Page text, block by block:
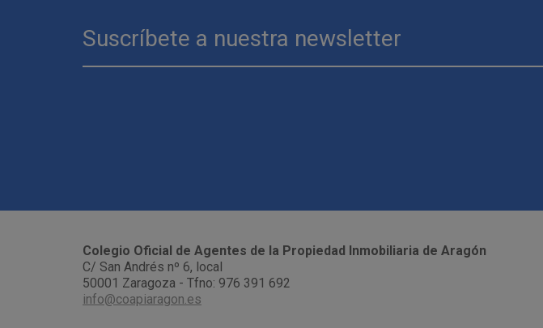
Suscríbete a nuestra newsletter
Colegio Oficial de Agentes de la Propiedad Inmobiliaria de Aragón
C/ San Andrés nº 6, local
50001 Zaragoza - Tfno: 976 391 692
info@coapiaragon.es